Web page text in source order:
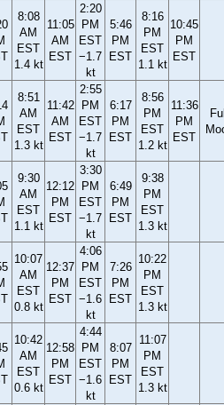
8:08
AM
EST
1.4 kt
11:05
AM
EST
2:20
PM
EST
−1.7
kt
5:46
PM
EST
8:16
PM
EST
1.1 kt
10:45
PM
EST
8:51
AM
EST
1.3 kt
11:42
AM
EST
2:55
PM
EST
−1.7
kt
6:17
PM
EST
8:56
PM
EST
1.2 kt
11:36
PM
EST
9:30
AM
EST
1.1 kt
12:12
PM
EST
3:30
PM
EST
−1.7
kt
6:49
PM
EST
9:38
PM
EST
1.3 kt
10:07
AM
EST
0.8 kt
12:37
PM
EST
4:06
PM
EST
−1.6
kt
7:26
PM
EST
10:22
PM
EST
1.3 kt
10:42
AM
EST
0.6 kt
12:58
PM
EST
4:44
PM
EST
−1.6
kt
8:07
PM
EST
11:07
PM
EST
1.3 kt